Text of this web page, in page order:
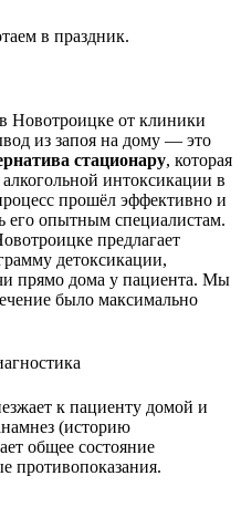
в праздник.
Новотроицке от клиники
из запоя на дому — это
стационару, которая
интоксикации в
прошёл эффективно и
его опытным специалистам.
предлагает
детоксикации,
прямо дома у пациента. Мы
было максимально
к пациенту домой и
(историю
общее состояние
противопоказания.